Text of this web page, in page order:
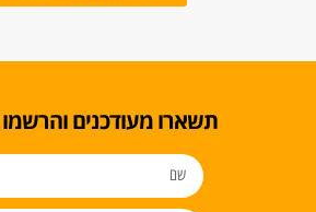
תשארו מעודכנים והרשמו